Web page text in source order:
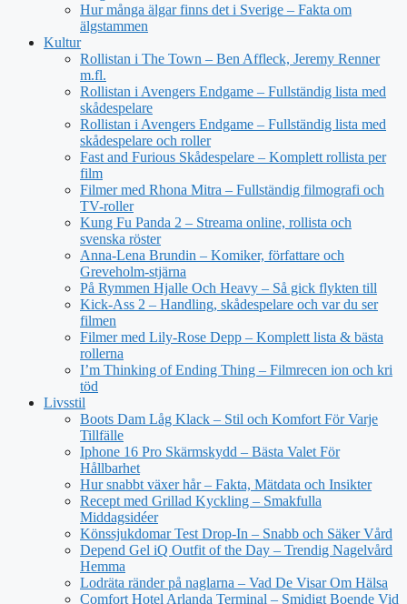
Hur många älgar finns det i Sverige – Fakta om
älgstammen
Kultur
Rollistan i The Town – Ben Affleck, Jeremy Renner
m.fl.
Rollistan i Avengers Endgame – Fullständig lista med
skådespelare
Rollistan i Avengers Endgame – Fullständig lista med
skådespelare och roller
Fast and Furious Skådespelare – Komplett rollista per
film
Filmer med Rhona Mitra – Fullständig filmografi och
TV-roller
Kung Fu Panda 2 – Streama online, rollista och
svenska röster
Anna-Lena Brundin – Komiker, författare och
Greveholm-stjärna
På Rymmen Hjalle Och Heavy – Så gick flykten till
Kick-Ass 2 – Handling, skådespelare och var du ser
filmen
Filmer med Lily-Rose Depp – Komplett lista & bästa
rollerna
I’m Thinking of Ending Thing – Filmrecen ion och kri
töd
Livsstil
Boots Dam Låg Klack – Stil och Komfort För Varje
Tillfälle
Iphone 16 Pro Skärmskydd – Bästa Valet För
Hållbarhet
Hur snabbt växer hår – Fakta, Mätdata och Insikter
Recept med Grillad Kyckling – Smakfulla
Middagsidéer
Könssjukdomar Test Drop-In – Snabb och Säker Vård
Depend Gel iQ Outfit of the Day – Trendig Nagelvård
Hemma
Lodräta ränder på naglarna – Vad De Visar Om Hälsa
Comfort Hotel Arlanda Terminal – Smidigt Boende Vid